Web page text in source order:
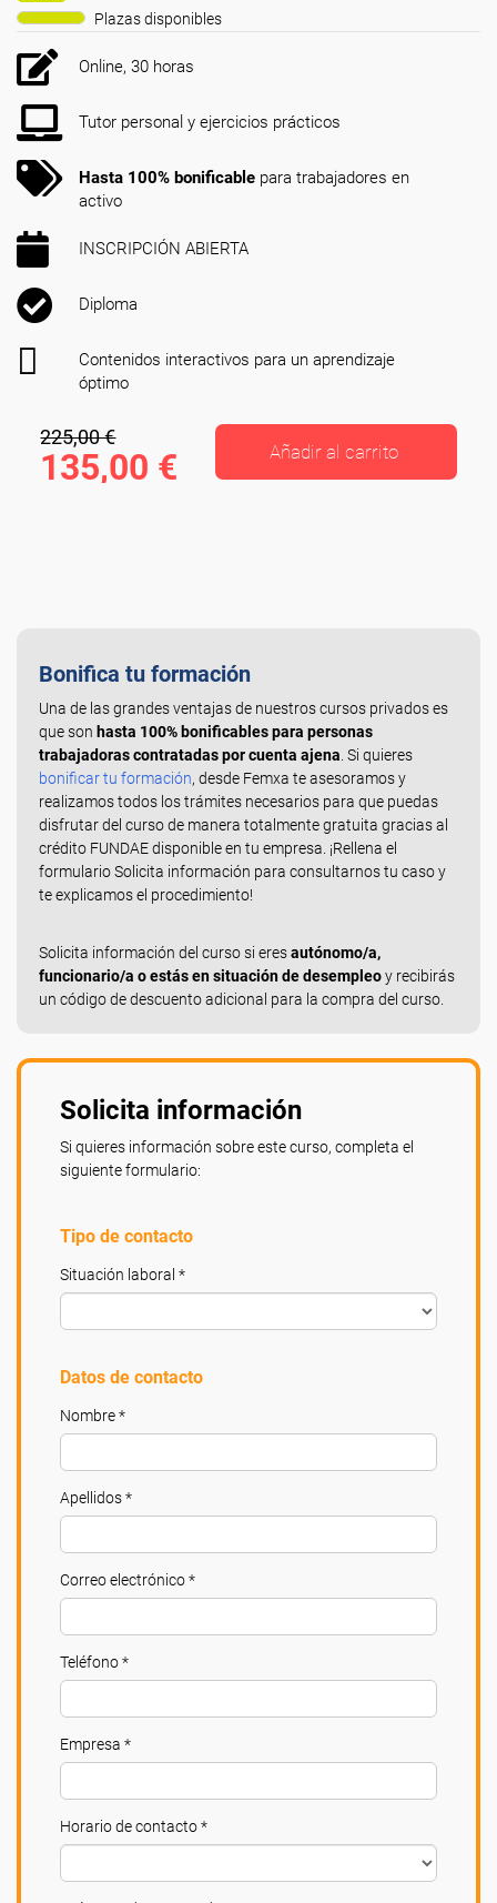
Plazas disponibles
Online, 30 horas
Tutor personal y ejercicios prácticos
Hasta 100% bonificable para trabajadores en
activo
INSCRIPCIÓN ABIERTA
Diploma
Contenidos interactivos para un aprendizaje
óptimo
225,00 €
135,00 € Añadir al carrito
Bonifica tu formación
Una de las grandes ventajas de nuestros cursos privados es
que son hasta 100% bonificables para personas
trabajadoras contratadas por cuenta ajena . Si quieres
bonificar tu formación, desde Femxa te asesoramos y
realizamos todos los trámites necesarios para que puedas
disfrutar del curso de manera totalmente gratuita gracias al
crédito FUNDAE disponible en tu empresa. ¡Rellena el
formulario Solicita información para consultarnos tu caso y
te explicamos el procedimiento!
Solicita información del curso si eresautónomo/a,
funcionario/a o estás en situación de desempleoy recibirás
un código de descuento adicional para la compra del curso.
Solicita información
Si quieres información sobre este curso, completa el
siguiente formulario:
Tipo de contacto
Situación laboral *
Datos de contacto
Nombre *
Apellidos *
Correo electrónico *
Teléfono *
Empresa *
Horario de contacto *